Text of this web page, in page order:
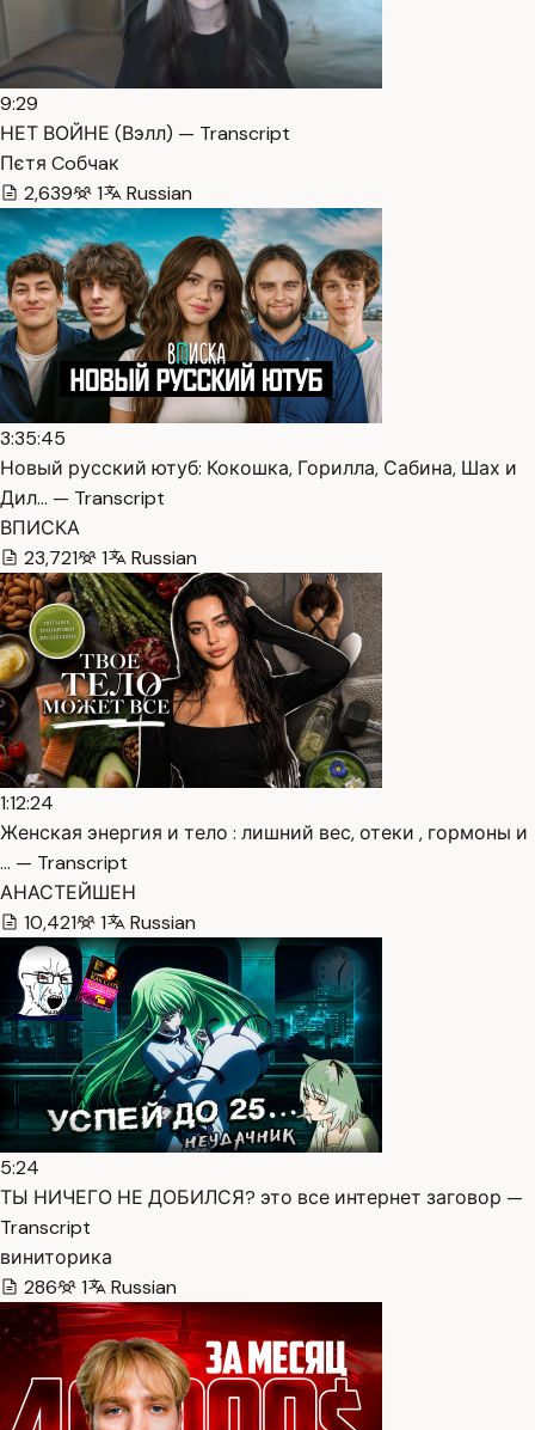
9:29
НЕТ ВОЙНЕ (Вэлл) — Transcript
Пєтя Coбчaк
2,639
1 Russian
3:35:45
Новый русский ютуб: Кокошка, Горилла, Сабина, Шах и
Дил… — Transcript
ВПИСКА
23,721
1 Russian
1:12:24
Женская энергия и тело : лишний вес, отеки , гормоны и
… — Transcript
АНАСТЕЙШЕН
10,421
1 Russian
5:24
ТЫ НИЧЕГО НЕ ДОБИЛСЯ? это все интернет заговор —
Transcript
виниторика
286
1 Russian